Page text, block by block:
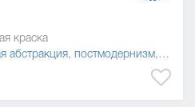
краска
абстракция, постмодернизм,